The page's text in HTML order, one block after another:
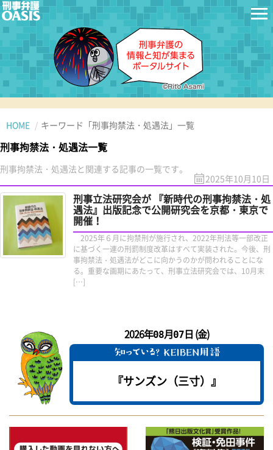
HOME キーワード「刑事拘禁法・処遇法」一覧
刑事拘禁法・処遇法一覧
刑事拘禁法・処遇法と関連する記事の一覧です。
2025年10月10日
刑事立法研究会が 『新時代の刑事拘禁法・処
遇法』出版記念で公開研究会を京都・東京で
開催！
2025年６月に拘禁刑が施行され、2022年刑法等一部改正
に基づく一連の刑罰制度改革はすべて実装された。今後、刑
事拘禁法・処遇法がどこに向かうのかが問われることにな
る。重要な画期にあたって、刑事立法研究会では、10月末
[…]
2026年08月07日 (金)
『サンズン（三寸）』